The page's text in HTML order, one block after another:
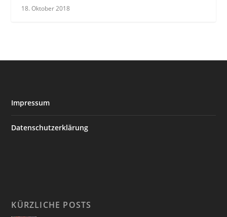
18. Oktober 2018
Impressum
Datenschutzerklärung
KÜRZLICHE POSTS